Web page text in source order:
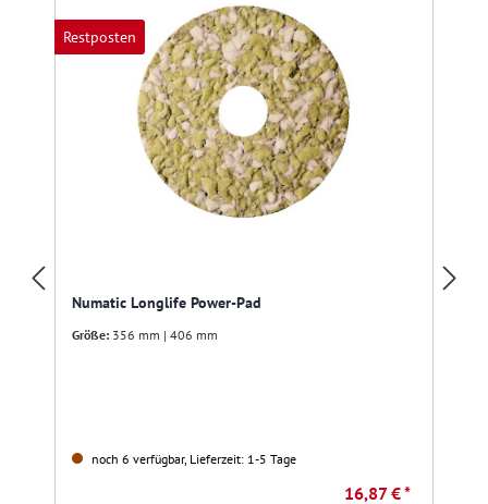
Restposten
Numatic Longlife Power-Pad
Größe: 356 mm | 406 mm
noch 6 verfügbar, Lieferzeit: 1-5 Tage
16,87 € *